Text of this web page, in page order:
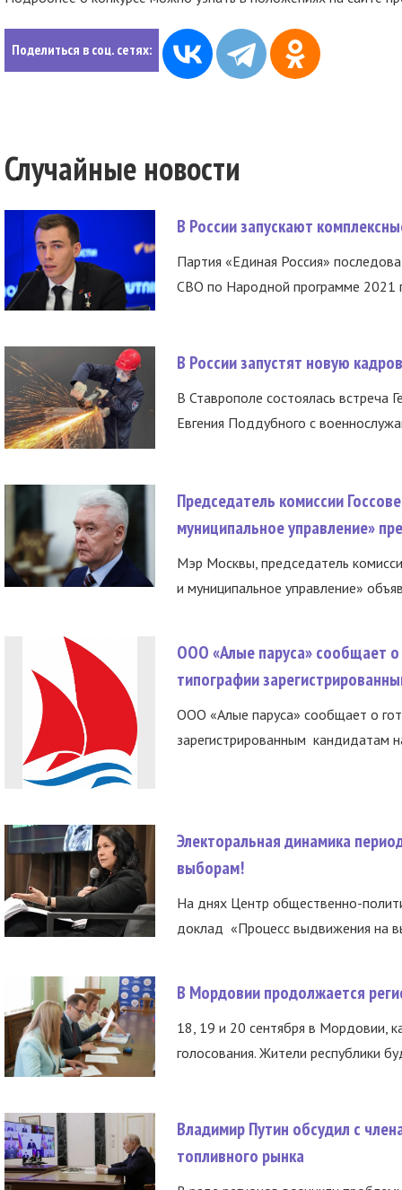
Поделиться в соц. сетях:
Случайные новости
В России запускают
Партия «Единая Россия»
СВО по Народной программе 2021
В России запустят новую
В Ставрополе состоялась встреча
Евгения Поддубного с
Председатель комиссии
муниципальное управление»
Мэр Москвы, председатель
и муниципальное управление»
ООО «Алые паруса» сообщает о
типографии
ООО «Алые паруса» сообщает о
зарегистрированным кандидатам
Электоральная динамика
выборам!
На днях Центр общественно-
доклад «Процесс выдвижения на
В Мордовии продолжается
18, 19 и 20 сентября в Мордовии,
голосования. Жители республики
Владимир Путин обсудил с
топливного рынка